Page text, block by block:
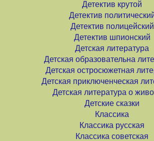
Детектив крутой
Детектив
Детектив полицейский
Детектив шпионский
Детская литература
Детская образовательна
Детская остросюжетная
Детская приключенческая
Детская литература о
Детские сказки
Классика
Классика русская
Классика советская